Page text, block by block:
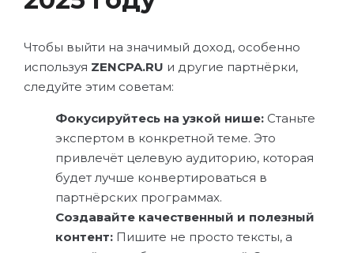
Чтобы выйти на значимый доход, особенно
используя ZENCPA.RU и другие партнёрки,
следуйте этим советам:
Фокусируйтесь на узкой нише: Станьте
экспертом в конкретной теме. Это
привлечёт целевую аудиторию, которая
будет лучше конвертироваться в
партнёрских программах.
Создавайте качественный и полезный
контент: Пишите не просто тексты, а